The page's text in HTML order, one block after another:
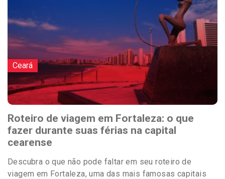
Ceará
Roteiro de viagem em Fortaleza: o que
fazer durante suas férias na capital
cearense
Descubra o que não pode faltar em seu roteiro de
viagem em Fortaleza, uma das mais famosas capitais